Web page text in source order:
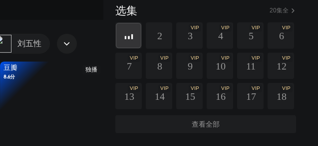
选集 20集全
2
VIP
3
VIP
4
VIP
5
VIP
6
VIP
7
VIP
8
VIP
9
VIP
10
VIP
11
VIP
12
VIP
13
VIP
14
VIP
15
VIP
16
VIP
17
VIP
18
查看全部
刘五性
独播
豆瓣
8.6分